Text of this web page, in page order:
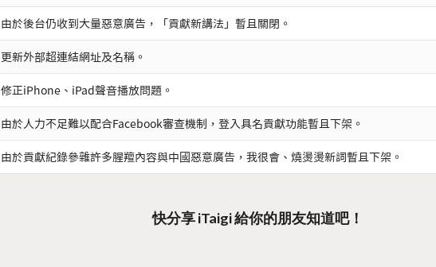
由於後台仍收到大量惡意廣告，「貢獻新講法」暫且關閉。
更新外部超連結網址及名稱。
修正iPhone、iPad聲音播放問題。
由於人力不足難以配合Facebook審查機制，登入具名貢獻功能暫且下架。
由於貢獻紀錄參雜許多腥羶內容與中國惡意廣告，我很會、燒燙燙新詞暫且下架。
快分享 iTaigi 給你的朋友知道吧！